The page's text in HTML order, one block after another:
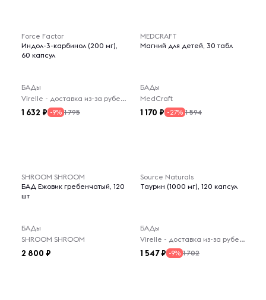
Force Factor
Индол-3-карбинол (200 мг),
60 капсул
БАДы
Virelle - доставка из-за рубежа
1 632 -9% 1 795
MEDCRAFT
Магний для детей, 30 табл
БАДы
MedCraft
1 170 -27% 1 594
SHROOM SHROOM
БАД Ежовик гребенчатый, 120
шт
БАДы
SHROOM SHROOM
2 800
Source Naturals
Таурин (1000 мг), 120 капсул
БАДы
Virelle - доставка из-за рубежа
1 547 -9% 1 702